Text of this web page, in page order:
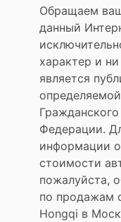
Обращаем
данный
характер и
является
Федерации.
информации
стоимости
пожалуйста,
по продажам
Hongqi в